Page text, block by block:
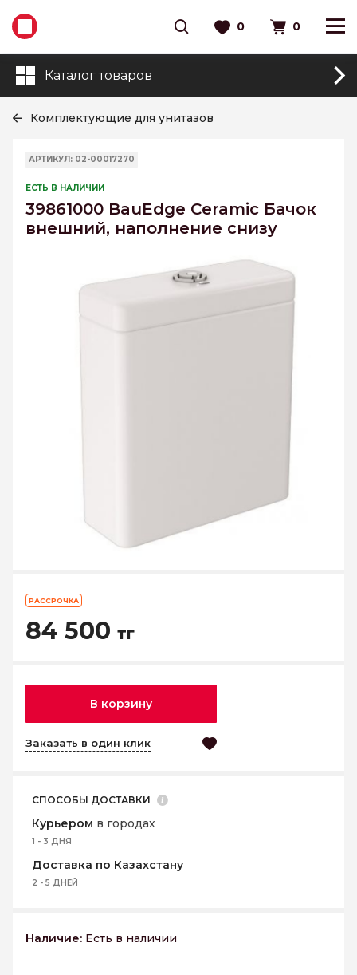
0 0
Каталог товаров
Комплектующие для унитазов
АРТИКУЛ: 02-00017270
ЕСТЬ В НАЛИЧИИ
39861000 BauEdge Ceramic Бачок
внешний, наполнение снизу
РАССРОЧКА
84 500 тг
В корзину
Заказать в один клик
СПОСОБЫ ДОСТАВКИ
Курьером в городах
1 - 3 ДНЯ
Доставка по Казахстану
2 - 5 ДНЕЙ
Наличие: Есть в наличии